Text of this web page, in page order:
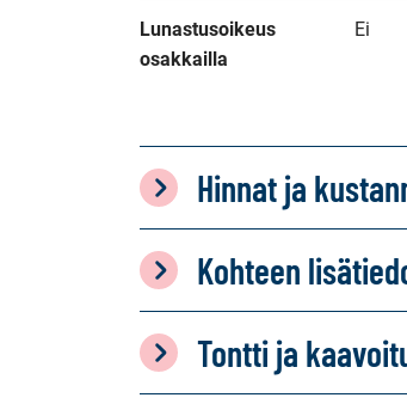
Lunastusoikeus
osakkailla
Ei
Hinnat ja
Kohteen
Tontti ja